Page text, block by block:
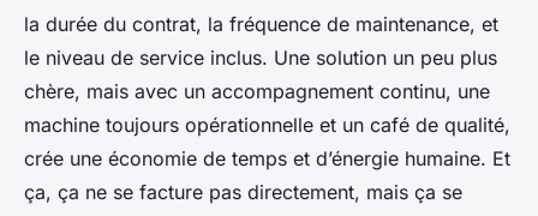
la durée du contrat, la fréquence de maintenance, et
le niveau de service inclus. Une solution un peu plus
chère, mais avec un accompagnement continu, une
machine toujours opérationnelle et un café de qualité,
crée une économie de temps et d’énergie humaine. Et
ça, ça ne se facture pas directement, mais ça se